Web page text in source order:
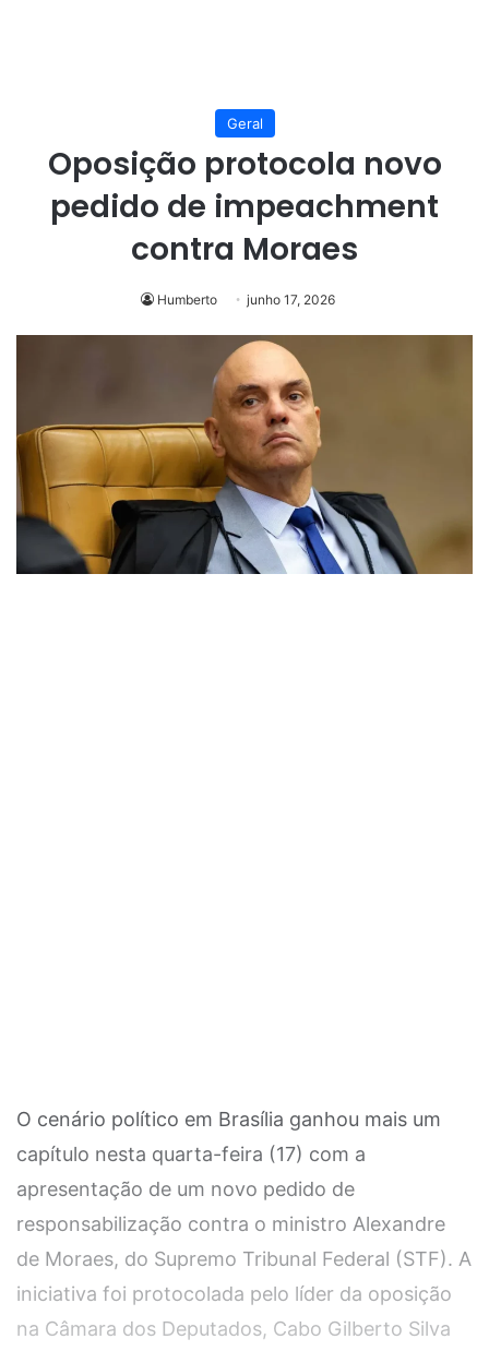
Geral
Oposição protocola novo
pedido de impeachment
contra Moraes
Humberto junho 17, 2026
O cenário político em Brasília ganhou mais um
capítulo nesta quarta-feira (17) com a
apresentação de um novo pedido de
responsabilização contra o ministro Alexandre
de Moraes, do Supremo Tribunal Federal (STF). A
iniciativa foi protocolada pelo líder da oposição
na Câmara dos Deputados, Cabo Gilberto Silva